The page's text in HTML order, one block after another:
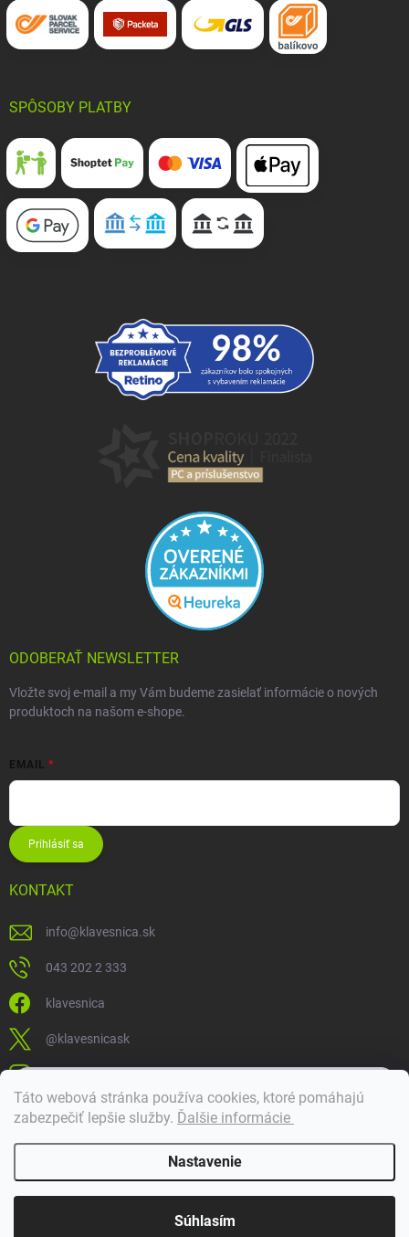
Táto webová stránka používa cookies, ktoré pomáhajú
zabezpečiť lepšie služby. Ďalšie informácie
Nastavenie
Súhlasím
SPÔSOBY PLATBY
ODOBERAŤ NEWSLETTER
Vložte svoj e-mail a my Vám budeme zasielať informácie o nových
produktoch na našom e-shope.
EMAIL
Prihlásiť sa
KONTAKT
info@klavesnica.sk
043 202 2 333
klavesnica
@klavesnicask
klavesnica_sk
Doprava a platba
Klávesnica . Všetky práva vyhradené.
Dobrý deň! 👋 Pomôžem vám nájsť správny diel. Napíšte mi.